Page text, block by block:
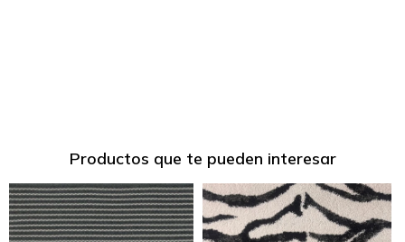
Productos que te pueden interesar